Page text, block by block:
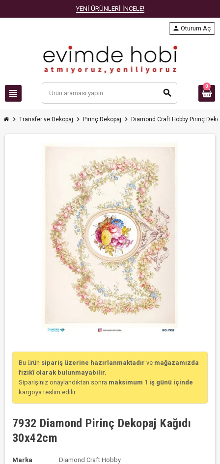
YENİ ÜRÜNLERİ İNCELE!
view_headline search
person Oturum Aç
0
chevron_right Transfer ve Dekopaj chevron_right Pirinç Dekopaj chevron_right Diamond Craft Hobby Pirinç
Bu ürün sipariş üzerine hazırlanmaktadır ve mağazamızda
fizikî olarak bulunmayabilir.
Siparişiniz onaylandıktan sonra maksimum 1 iş günü içinde
kargoya teslim edilir.
7932 Diamond Pirinç Dekopaj Kağıdı
30x42cm
Marka
Diamond Craft Hobby